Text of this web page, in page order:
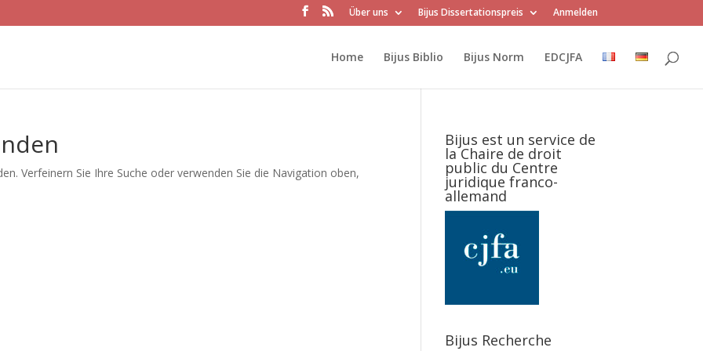
Über uns Bijus Dissertationspreis Anmelden
Home Bijus Biblio Bijus Norm EDCJFA
Verfeinern Sie Ihre Suche oder verwenden Sie die Navigation oben,
Bijus est un service de
la Chaire de droit
public du Centre
juridique franco-
allemand
Bijus Recherche